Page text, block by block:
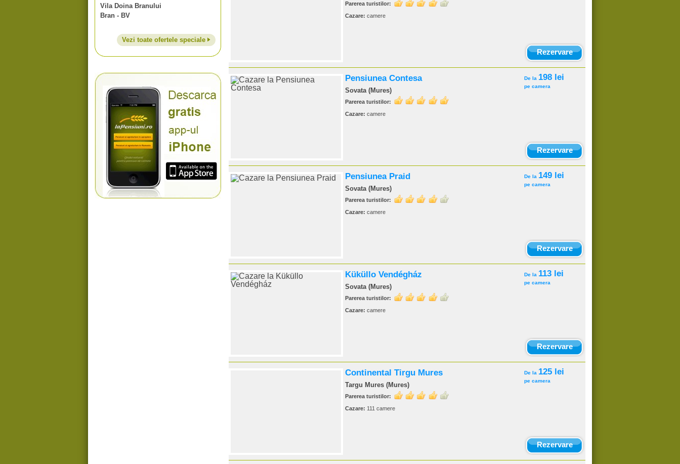
Vila Doina Branului
Bran - BV
Vezi toate ofertele speciale
Parerea turistilor:
Cazare: camere
Rezervare
Pensiunea Contesa
Sovata (Mures)
Parerea turistilor:
Cazare: camere
De la 198 lei
pe camera
Rezervare
Pensiunea Praid
Sovata (Mures)
Parerea turistilor:
Cazare: camere
De la 149 lei
pe camera
Rezervare
Küküllo Vendégház
Sovata (Mures)
Parerea turistilor:
Cazare: camere
De la 113 lei
pe camera
Rezervare
Continental Tirgu Mures
Targu Mures (Mures)
Parerea turistilor:
Cazare: 111 camere
De la 125 lei
pe camera
Rezervare